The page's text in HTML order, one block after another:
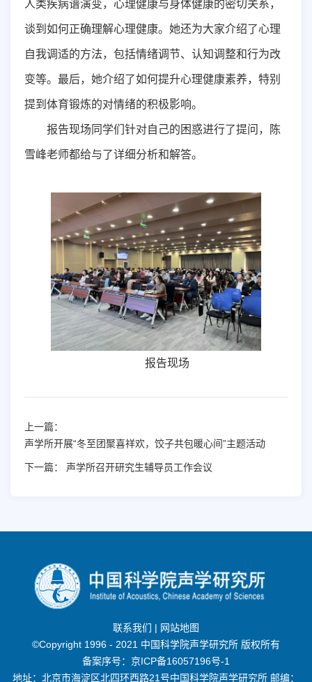
人类疾病谱演变，心理健康与身体健康的密切关系，
谈到如何正确理解心理健康。她还为大家介绍了心理
自我调适的方法，包括情绪调节、认知调整和行为改
变等。最后，她介绍了如何提升心理健康素养，特别
提到体育锻炼的对情绪的积极影响。
报告现场同学们针对自己的困惑进行了提问，陈
雪峰老师都给与了详细分析和解答。
报告现场
上一篇：
声学所开展“冬至团聚喜祥欢，饺子共包暖心间”主题活动
下一篇： 声学所召开研究生辅导员工作会议
联系我们 | 网站地图
©Copyright 1996 - 2021 中国科学院声学研究所 版权所有
备案序号： 京ICP备16057196号-1
地址：北京市海淀区北四环西路21号中国科学院声学研究所 邮编：